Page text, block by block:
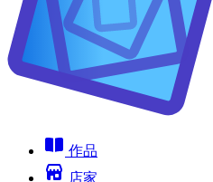
作品
店家